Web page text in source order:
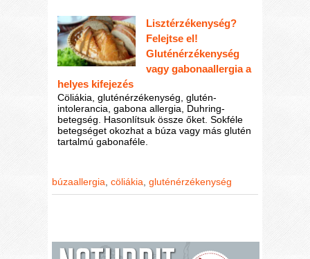
Lisztérzékenység?
Felejtse el!
Gluténérzékenység
vagy gabonaallergia a
helyes kifejezés
Cöliákia, gluténérzékenység, glutén-
intolerancia, gabona allergia, Duhring-
betegség. Hasonlítsuk össze őket. Sokféle
betegséget okozhat a búza vagy más glutén
tartalmú gabonaféle.
búzaallergia ,cöliákia ,gluténérzékenység